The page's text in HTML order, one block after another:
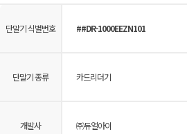
단말기 식별번호 ##DR-1000EEZN101
단말기 종류 카드리더기
개발사 ㈜듀얼아이